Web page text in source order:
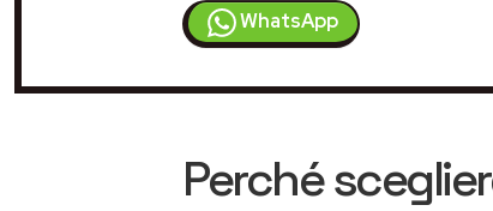
WhatsApp
Perché